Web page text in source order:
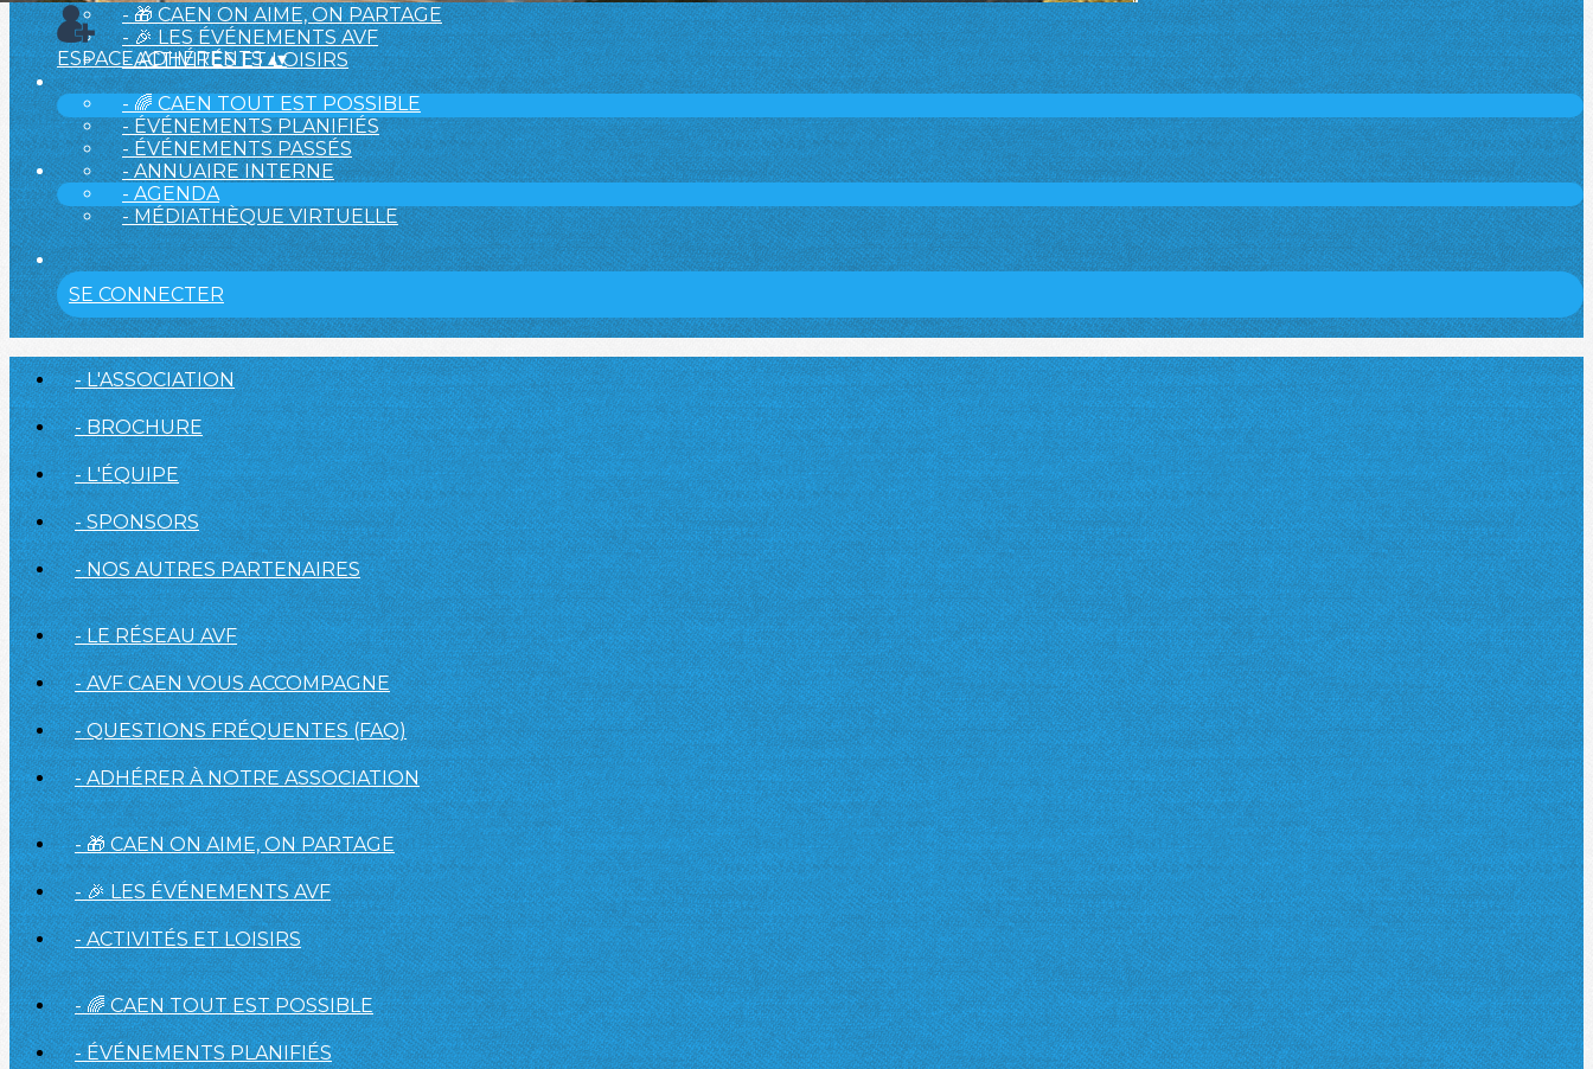
- 🎁 CAEN ON AIME, ON PARTAGE
- 🎉 LES ÉVÉNEMENTS AVF
- ACTIVITÉS ET LOISIRS
ESPACE ADHÉRENTS▴▾
- 🌈 CAEN TOUT EST POSSIBLE
- ÉVÉNEMENTS PLANIFIÉS
- ÉVÉNEMENTS PASSÉS
- ANNUAIRE INTERNE
- AGENDA
- MÉDIATHÈQUE VIRTUELLE
SE CONNECTER
- L'ASSOCIATION
- BROCHURE
- L'ÉQUIPE
- SPONSORS
- NOS AUTRES PARTENAIRES
- LE RÉSEAU AVF
- AVF CAEN VOUS ACCOMPAGNE
- QUESTIONS FRÉQUENTES (FAQ)
- ADHÉRER À NOTRE ASSOCIATION
- 🎁 CAEN ON AIME, ON PARTAGE
- 🎉 LES ÉVÉNEMENTS AVF
- ACTIVITÉS ET LOISIRS
- 🌈 CAEN TOUT EST POSSIBLE
- ÉVÉNEMENTS PLANIFIÉS